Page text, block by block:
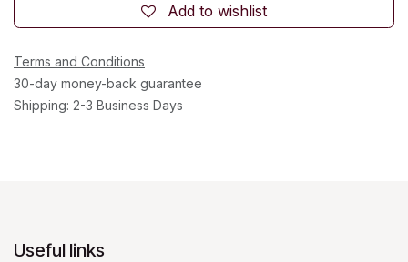
Add to wishlist
Terms and Conditions
30-day money-back guarantee
Shipping: 2-3 Business Days
Useful links